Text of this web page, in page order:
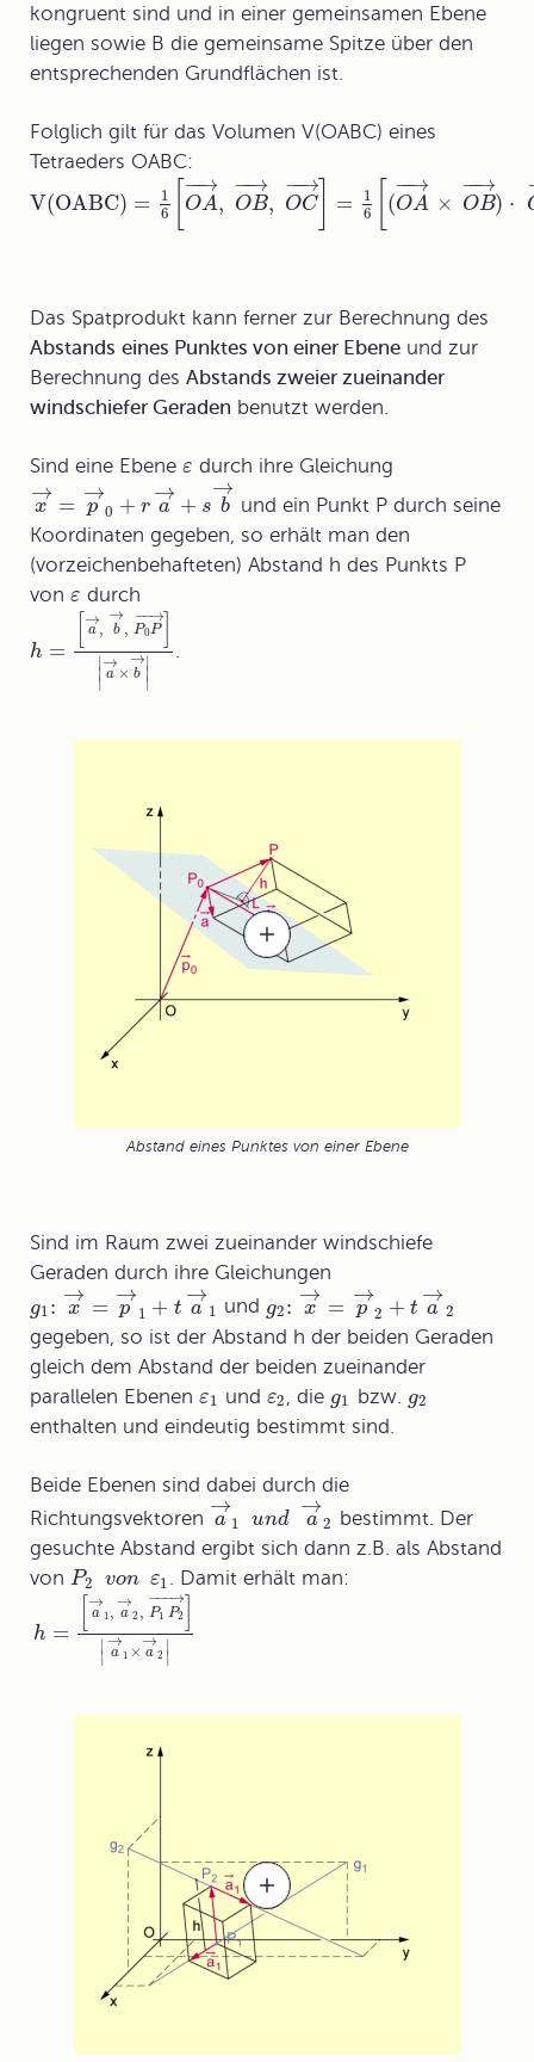
kongruent sind und in einer gemeinsamen Ebene
liegen sowie B die gemeinsame Spitze über den
entsprechenden Grundflächen ist.
Folglich gilt für das Volumen V(OABC) eines
Tetraeders OABC:
V(OABC) =
1
6
[OA
−→
−
, OB
−→
−
, OC
−→
− ] =
1
6
(OA
−→
−
× OB
−→
−
) ⋅
Das Spatprodukt kann ferner zur Berechnung des
Abstands eines Punktes von einer Ebene und zur
Berechnung des Abstands zweier zueinander
windschiefer Geraden benutzt werden.
Sind eine Ebene ε durch ihre Gleichung
x
→ = p
→
0 + r a
→ + s b
→
und ein Punkt P durch seine
Koordinaten gegeben, so erhält man den
(vorzeichenbehafteten) Abstand h des Punkts P
von ε durch
h =
a
→
, b
→
, P0P
−→
−
∣
∣
∣ a
→
× b
→∣
∣
∣
.
Abstand eines Punktes von einer Ebene
Sind im Raum zwei zueinander windschiefe
Geraden durch ihre Gleichungen
g1 : x
→ = p
→
1 + t a
→
1 und g2: x
→ = p
→
2 + t a
→
2
gegeben, so ist der Abstand h der beiden Geraden
gleich dem Abstand der beiden zueinander
parallelen Ebenen ε1 und ε2 , die g1 bzw. g2
enthalten und eindeutig bestimmt sind.
Beide Ebenen sind dabei durch die
Richtungsvektoren
a
→
1 und a
→
2 bestimmt. Der
gesuchte Abstand ergibt sich dann z.B. als Abstand
von P2 von ε1 . Damit erhält man:
h =
a
→
1 , a
→
2 , P1 P2
− →
−−
∣
∣ a
→
1 × a
→
2
∣
∣